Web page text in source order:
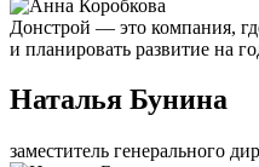
Донстрой — это компания,
и планировать развитие на
Наталья Бунина
заместитель генерального